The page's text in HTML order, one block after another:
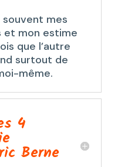
souvent mes
et mon estime
que l’autre
surtout de
même.
4
Berne